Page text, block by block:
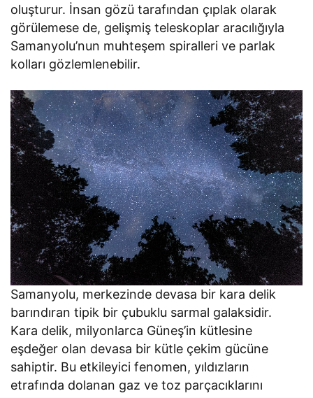
oluşturur. İnsan gözü tarafından çıplak olarak
görülemese de, gelişmiş teleskoplar aracılığıyla
Samanyolu’nun muhteşem spiralleri ve parlak
kolları gözlemlenebilir.
Samanyolu, merkezinde devasa bir kara delik
barındıran tipik bir çubuklu sarmal galaksidir.
Kara delik, milyonlarca Güneş’in kütlesine
eşdeğer olan devasa bir kütle çekim gücüne
sahiptir. Bu etkileyici fenomen, yıldızların
etrafında dolanan gaz ve toz parçacıklarını